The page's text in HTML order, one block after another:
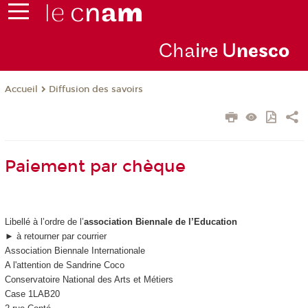
Chaire Unesco
Accueil Diffusion des savoirs
Paiement par chèque
Libellé à l’ordre de l’association Biennale de l’Education
► à retourner par courrier
Association Biennale Internationale
A l'attention de Sandrine Coco
Conservatoire National des Arts et Métiers
Case 1LAB20